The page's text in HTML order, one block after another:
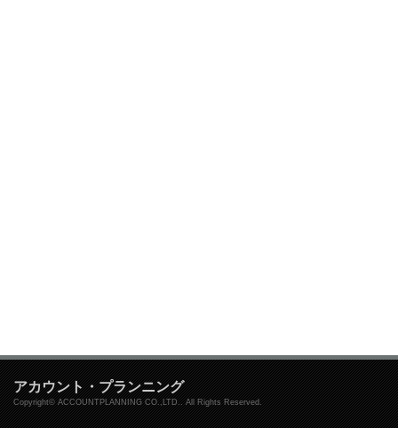
アカウント・プランニング
Copyright© ACCOUNTPLANNING CO.,LTD.. All Rights Reserved.